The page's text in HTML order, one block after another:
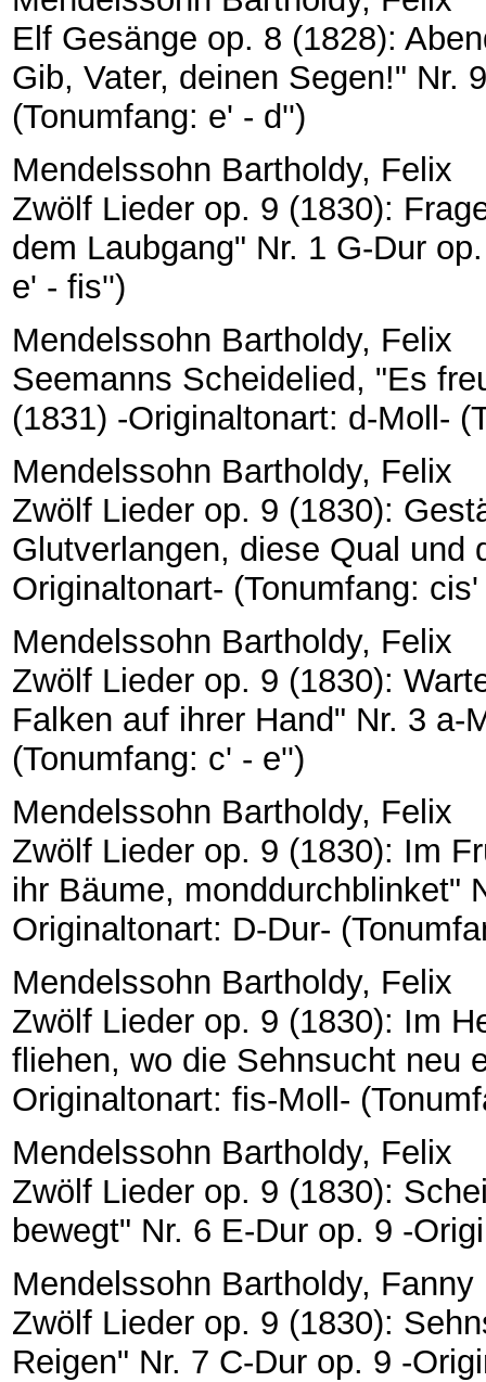
Elf Gesänge op. 8 (1828):
Gib, Vater, deinen Segen!" Nr.
(Tonumfang: e' - d'')
Mendelssohn Bartholdy, Felix
Zwölf Lieder op. 9 (1830):
dem Laubgang" Nr. 1 G-Dur
e' - fis'')
Mendelssohn Bartholdy, Felix
Seemanns Scheidelied, "Es
(1831) -Originaltonart: d-Moll-
Mendelssohn Bartholdy, Felix
Zwölf Lieder op. 9 (1830):
Glutverlangen, diese Qual und
Originaltonart- (Tonumfang:
Mendelssohn Bartholdy, Felix
Zwölf Lieder op. 9 (1830):
Falken auf ihrer Hand" Nr. 3 a-
(Tonumfang: c' - e'')
Mendelssohn Bartholdy, Felix
Zwölf Lieder op. 9 (1830): Im
ihr Bäume, monddurchblinket"
Originaltonart: D-Dur-
Mendelssohn Bartholdy, Felix
Zwölf Lieder op. 9 (1830): Im
fliehen, wo die Sehnsucht neu
Originaltonart: fis-Moll-
Mendelssohn Bartholdy, Felix
Zwölf Lieder op. 9 (1830):
bewegt" Nr. 6 E-Dur op. 9 -
Mendelssohn Bartholdy, Fanny
Zwölf Lieder op. 9 (1830):
Reigen" Nr. 7 C-Dur op. 9 -